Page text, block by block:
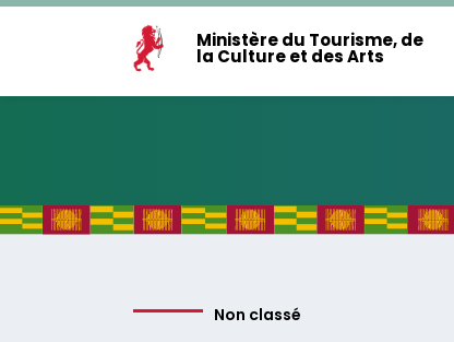
Ministère du Tourisme, de
la Culture et des Arts
Non classé